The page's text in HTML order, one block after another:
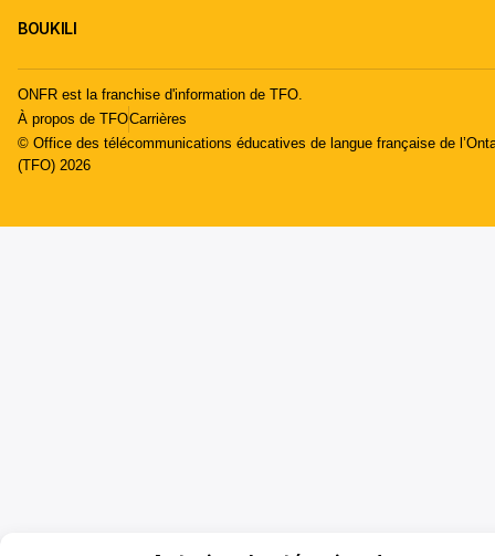
BOUKILI
ONFR est la franchise d'information de TFO.
À propos de TFOCarrières
© Office des télécommunications éducatives de langue française de
(TFO) 2026